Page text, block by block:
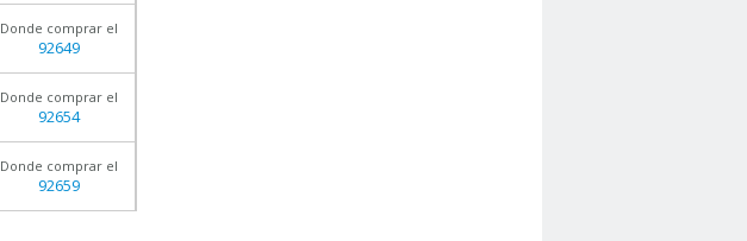
Donde comprar el
92649
Donde comprar el
92654
Donde comprar el
92659